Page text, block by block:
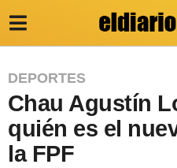
2
a
ñ
o
DEPORTES
⁠Chau Agustín
quién es el
la FPF